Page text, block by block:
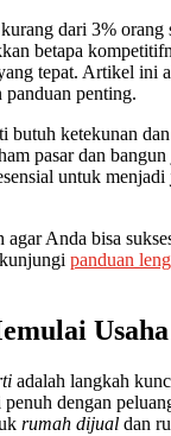
dari 3% orang
betapa
tepat. Artikel ini
panduan penting.
butuh ketekunan
pasar dan
untuk menjadi
Anda bisa
panduan
adalah langkah
penuh dengan
rumah dijual dan